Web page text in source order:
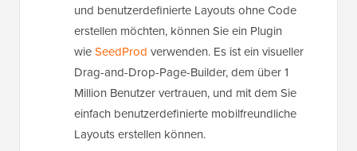
und benutzerdefinierte Layouts ohne Code
erstellen möchten, können Sie ein Plugin
wieSeedProd verwenden. Es ist ein visueller
Drag-and-Drop-Page-Builder, dem über 1
Million Benutzer vertrauen, und mit dem Sie
einfach benutzerdefinierte mobilfreundliche
Layouts erstellen können.